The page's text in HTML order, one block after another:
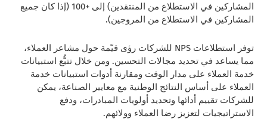
المشاركين في الاستطلاع من المنتقدين) إلى +100 (إذا كان جميع
المشاركين في الاستطلاع من المروجين).
توفر استطلاعات NPS للشركات رؤى قيّمة حول مشاعر العملاء،
مما يساعد في تحديد مجالات التحسين. ومن خلال تتبُّع استبيانات
خدمة العملاء على مدار الوقت ومقارنة أدوات استبيانات خدمة
العملاء على أساس النتائج الوطنية مع معايير الصناعة، يمكن
للشركات تقييم أدائها وتحديد أولويات المبادرات، ودفع
الاستراتيجيات لتعزيز رضا العملاء وولائهم.